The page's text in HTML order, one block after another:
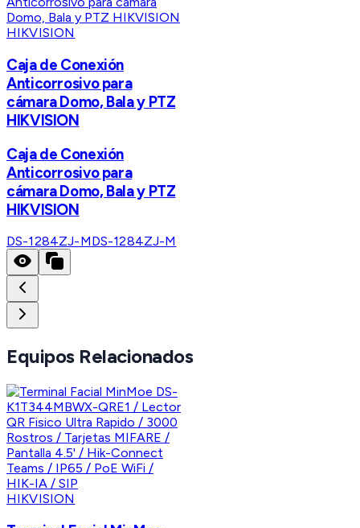
HIKVISION
Caja de Conexión
Anticorrosivo para
cámara Domo, Bala y PTZ
HIKVISION
Caja de Conexión
Anticorrosivo para
cámara Domo, Bala y PTZ
HIKVISION
DS-1284ZJ-MDS-1284ZJ-M
Equipos Relacionados
HIKVISION